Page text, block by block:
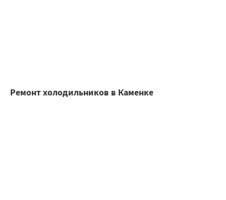
Ремонт холодильников в Каменке